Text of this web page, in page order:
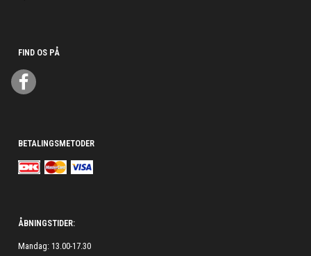
FIND OS PÅ
BETALINGSMETODER
ÅBNINGSTIDER:
Mandag: 13.00-17.30